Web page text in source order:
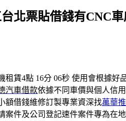
北票貼借錢有CNC
租賃4點 16分 06秒 使用會根據好
汽車借款依據不同車價與個人信
額借錢維修訂製專業資深找萬華
案件及公司登記速件案件專為在